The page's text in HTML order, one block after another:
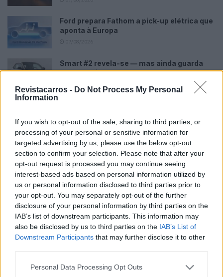
Revistacarros - Do Not Process My Personal
Information
If you wish to opt-out of the sale, sharing to third parties, or
processing of your personal or sensitive information for
targeted advertising by us, please use the below opt-out
section to confirm your selection. Please note that after your
opt-out request is processed you may continue seeing
interest-based ads based on personal information utilized by
us or personal information disclosed to third parties prior to
your opt-out. You may separately opt-out of the further
disclosure of your personal information by third parties on the
IAB’s list of downstream participants. This information may
also be disclosed by us to third parties on the IAB’s List of
Downstream Participants that may further disclose it to other
Personal Data Processing Opt Outs
Ford prepara Fathom a pick-up elétrica que
aponta à Europa
Smart #2 revela-se — mas ainda guarda
segredos importantes
06/08/2026